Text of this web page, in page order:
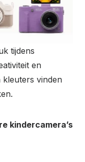
tijdens
en
kleuters vinden
kindercamera’s